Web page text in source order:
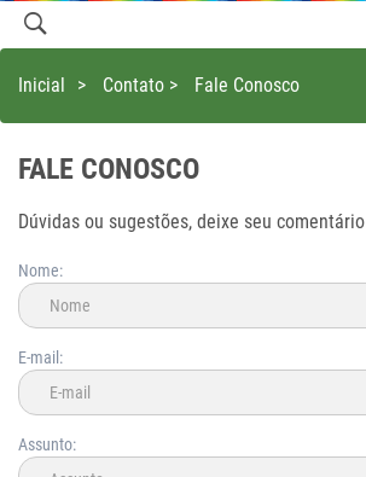
Inicial > Contato > Fale Conosco
FALE CONOSCO
Dúvidas ou sugestões, deixe seu comentário
Nome:
E-mail:
Assunto: